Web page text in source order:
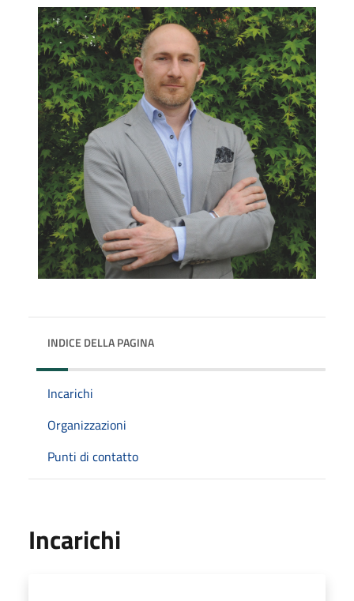
INDICE DELLA PAGINA
Incarichi
Organizzazioni
Punti di contatto
Incarichi